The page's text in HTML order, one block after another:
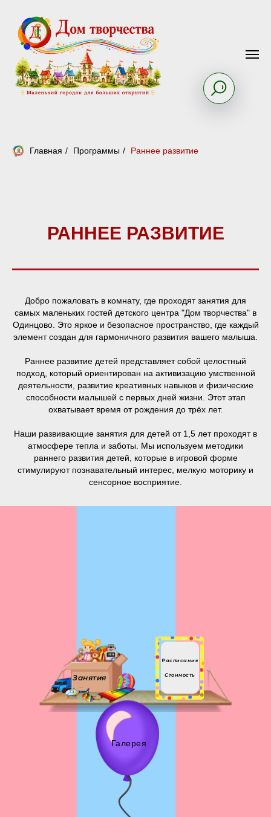
Главная / Программы / Раннее развитие
РАННЕЕ РАЗВИТИЕ
Добро пожаловать в комнату, где проходят занятия для
самых маленьких гостей детского центра "Дом творчества" в
Одинцово. Это яркое и безопасное пространство, где каждый
элемент создан для гармоничного развития вашего малыша.
Раннее развитие детей представляет собой целостный
подход, который ориентирован на активизацию умственной
деятельности, развитие креативных навыков и физические
способности малышей с первых дней жизни. Этот этап
охватывает время от рождения до трёх лет.
Наши развивающие занятия для детей от 1,5 лет проходят в
атмосфере тепла и заботы. Мы используем методики
раннего развития детей, которые в игровой форме
стимулируют познавательный интерес, мелкую моторику и
сенсорное восприятие.
Занятия
Галерея
Расписание
Стоимость